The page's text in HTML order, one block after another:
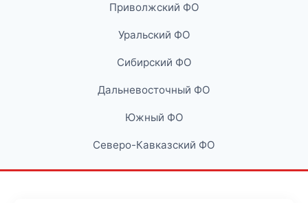
Приволжский ФО
Уральский ФО
Сибирский ФО
Дальневосточный ФО
Южный ФО
Северо-Кавказский ФО